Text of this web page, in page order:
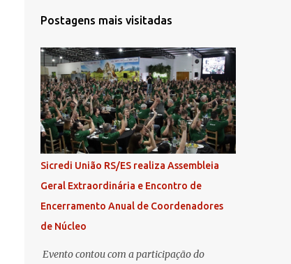
Postagens mais visitadas
Sicredi União RS/ES realiza Assembleia
Geral Extraordinária e Encontro de
Encerramento Anual de Coordenadores
de Núcleo
​ Evento contou com a participação do